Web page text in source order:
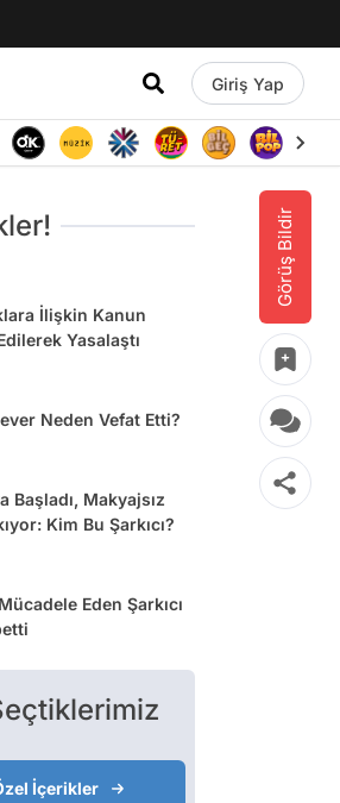
Giriş Yap
Görüş Bildir
İlişkin Kanun
Yasalaştı
Neden Vefat Etti?
Başladı, Makyajsız
Kim Bu Şarkıcı?
Eden Şarkıcı
İçerikler